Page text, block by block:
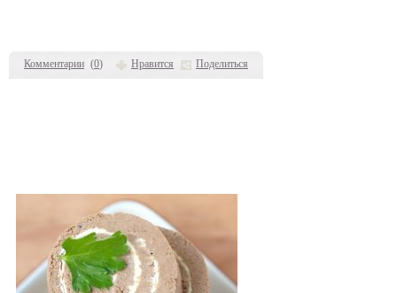
Комментарии (0) Нравится Поделиться